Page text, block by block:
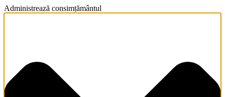
Administrează consimțământul